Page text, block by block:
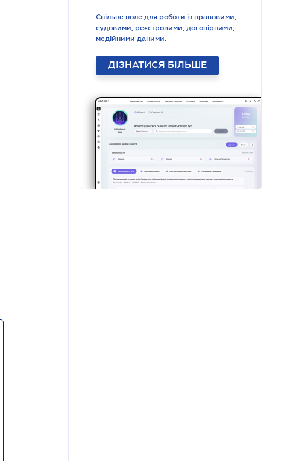
Спільне поле для роботи із правовими,
судовими, реєстровими, договірними,
медійними даними.
ДІЗНАТИСЯ БІЛЬШЕ